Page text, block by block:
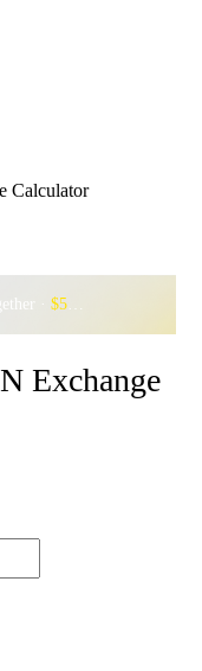
Calculator
· $500,000
Exchange